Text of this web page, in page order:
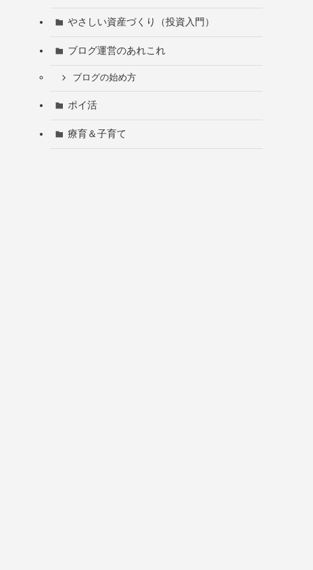
やさしい資産づくり（投資入門）
ブログ運営のあれこれ
ブログの始め方
ポイ活
療育＆子育て